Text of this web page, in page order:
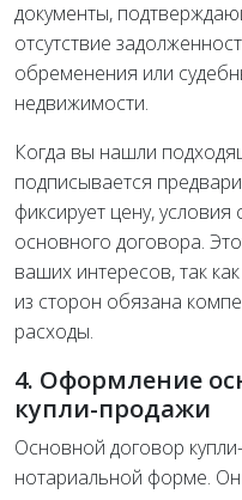
документы,
отсутствие
обременения или
недвижимости.
Когда вы нашли
подписывается
фиксирует цену, условия
основного договора.
ваших интересов, так
из сторон обязана
расходы.
4. Оформление
купли-продажи
Основной договор
нотариальной форме. Он